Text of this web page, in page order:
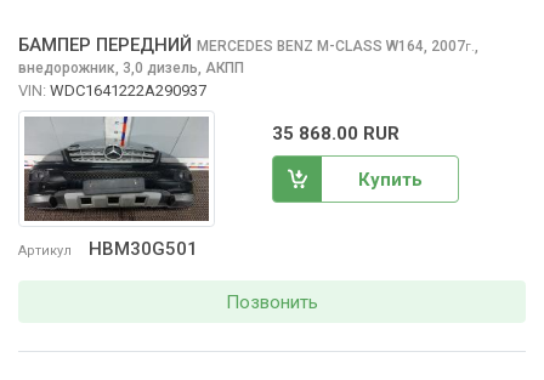
Артикул HBM30G501
БАМПЕР ПЕРЕДНИЙ MERCEDES BENZ M-CLASS W164, 2007г.,
внедорожник, 3,0 дизель, АКПП
VIN: WDC1641222A290937
35 868.00 RUR
Купить
Позвонить